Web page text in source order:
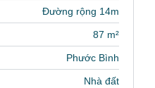
Đường rộng 14m
87 m²
Phước Bình
Nhà đất